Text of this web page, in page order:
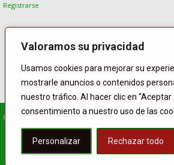
Valoramos su privacidad
Usamos cookies para mejorar su
mostrarle anuncios o contenidos
nuestro tráfico. Al hacer clic en “Aceptar
consentimiento a nuestro uso de las
Personalizar Rechazar todo
Registrarse
© Copyright Lasvocesdelpueblo
Homepage POLÍTICA ESPAÑA GENTE
DEPORTE
El Tiempo Lasvoces
Facebook
TwitterBufferWhatsApp
Compartir